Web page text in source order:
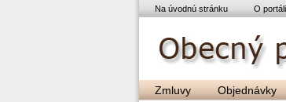
Na úvodnú stránku O portáli
Zmluvy Objednávky